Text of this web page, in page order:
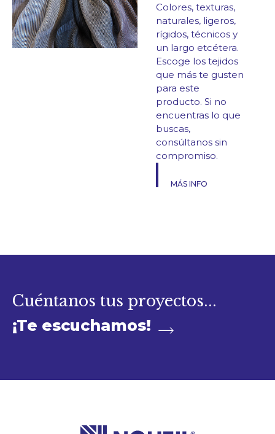
Colores, texturas,
naturales, ligeros,
rígidos, técnicos y
un largo etcétera.
Escoge los tejidos
que más te gusten
para este
producto. Si no
encuentras lo que
buscas,
consúltanos sin
compromiso.
MÁS INFO
Cuéntanos tus proyectos...
¡Te escuchamos!